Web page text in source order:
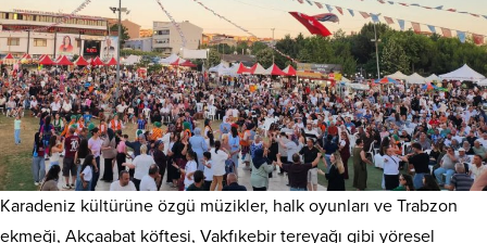
Karadeniz kültürüne özgü müzikler, halk oyunları ve Trabzon
ekmeği, Akçaabat köftesi, Vakfıkebir tereyağı gibi yöresel